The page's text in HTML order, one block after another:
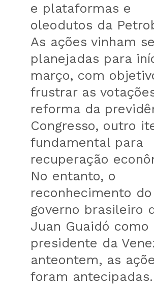
e plataformas e
oleodutos da
As ações vinham
planejadas para
março, com
frustrar as
reforma da
Congresso, outro
fundamental para
recuperação
No entanto, o
reconhecimento do
governo brasileiro
Juan Guaidó como
presidente da
anteontem, as
foram antecipadas.